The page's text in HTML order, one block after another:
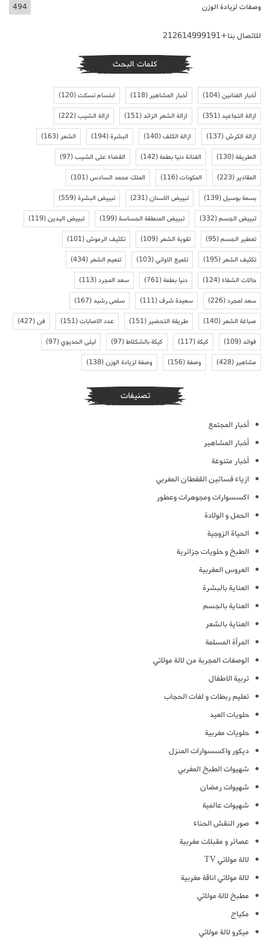
وصفات لزيادة الوزن 494
للاتصال بنا+212614999191
كلمات البحث
أخبار الفنانين(104) أخبار المشاهير(118) ابتسام تسكت(120)
ازالة التجاعيد(351) ازالة الشعر الزائد(151) ازالة الشيب(222)
ازالة الكرش(137) ازالة الكلف(140) البشرة(194) الشعر(163)
الطريقة(130) الفنانة دنيا بطمة(142) القضاء على الشيب(97)
المقادير(223) المكونات(116) الملك محمد السادس(101)
بسمة بوسيل(139) تبييض الاسنان(231) تبييض البشرة(559)
تبييض الجسم(332) تبييض المنطقة الحساسة(199) تبييض اليدين(119)
تعطير الجسم(95) تقوية الشعر(109) تكثيف الرموش(101)
تكثيف الشعر(195) تلميع الاواني(103) تنعيم الشعر(434)
حالات الشفاء(124) دنيا بطمة(761) سعد المجرد(113)
سعد لمجرد(226) سعيدة شرف(111) سلمى رشيد(167)
صباغة الشعر(140) طريقة التحضير(151) عدد الاصابات(151) فن(427)
فوائد(109) كيكة(117) كيكة بالشكلاط(97) ليلى الحديوي(97)
مشاهير(428) وصفة(156) وصفة لزيادة الوزن(138)
تصنيفات
أخبار المجتمع
أخبار المشاهير
أخبار متنوعة
ازياء فساتين القفطان المغربي
اكسسوارات ومجوهرات وعطور
الحمل و الولادة
الحياة الزوجية
الطبخ و حلويات جزائرية
العروس المغربية
العناية بالبشرة
العناية بالجسم
العناية بالشعر
المرأة المسلمة
الوصفات المجربة من لالة مولاتي
تربية الاطفال
تعليم ربطات و لفات الحجاب
حلويات العيد
حلويات مغربية
ديكور واكسسوارات المنزل
شهيوات الطبخ المغربي
شهيوات رمضان
شهيوات عالمية
صور النقش الحناء
عصائر و مقبلات مغربية
لالة مولاتي TV
لالة مولاتي اناقة مغربية
مطبخ لالة مولاتي
مكياج
ميكرو لالة مولاتي